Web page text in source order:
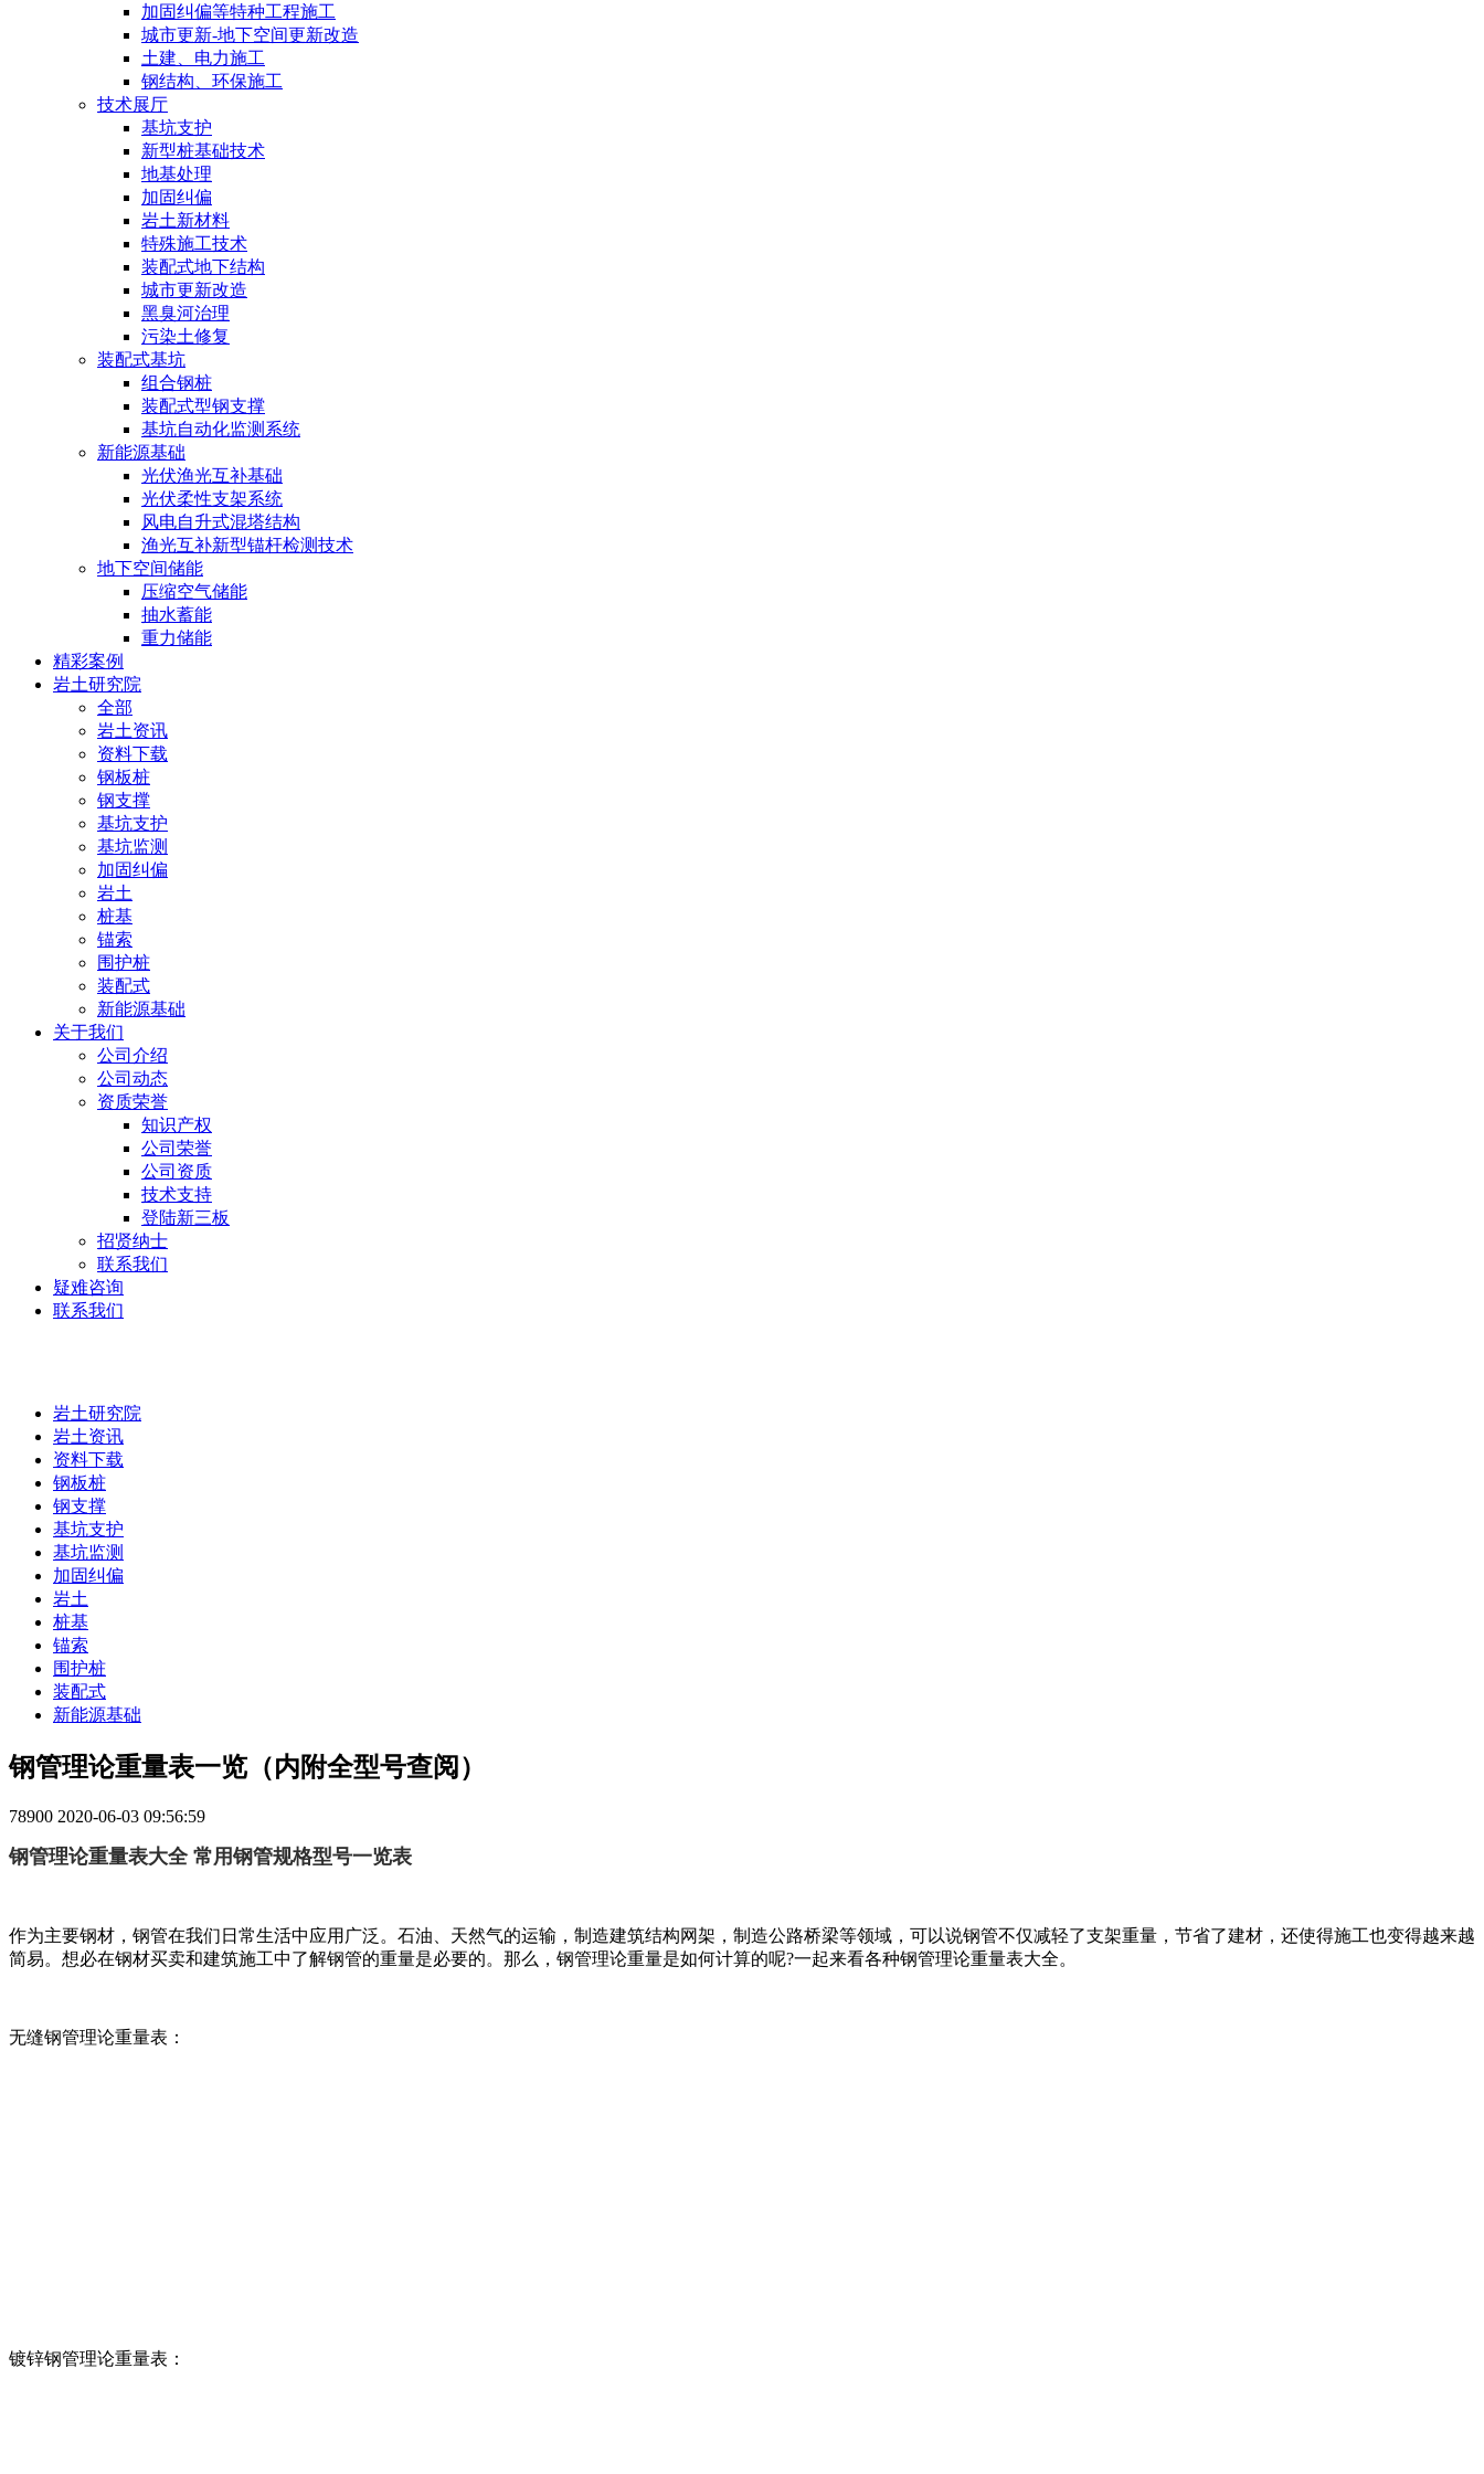
加固纠偏等特种工程施工
城市更新-地下空间更新改造
土建、电力施工
钢结构、环保施工
技术展厅
基坑支护
新型桩基础技术
地基处理
加固纠偏
岩土新材料
特殊施工技术
装配式地下结构
城市更新改造
黑臭河治理
污染土修复
装配式基坑
组合钢桩
装配式型钢支撑
基坑自动化监测系统
新能源基础
光伏渔光互补基础
光伏柔性支架系统
风电自升式混塔结构
渔光互补新型锚杆检测技术
地下空间储能
压缩空气储能
抽水蓄能
重力储能
精彩案例
岩土研究院
全部
岩土资讯
资料下载
钢板桩
钢支撑
基坑支护
基坑监测
加固纠偏
岩土
桩基
锚索
围护桩
装配式
新能源基础
关于我们
公司介绍
公司动态
资质荣誉
知识产权
公司荣誉
公司资质
技术支持
登陆新三板
招贤纳士
联系我们
疑难咨询
联系我们
岩土研究院
岩土资讯
资料下载
钢板桩
钢支撑
基坑支护
基坑监测
加固纠偏
岩土
桩基
锚索
围护桩
装配式
新能源基础
钢管理论重量表一览（内附全型号查阅）
78900 2020-06-03 09:56:59
钢管理论重量表大全 常用钢管规格型号一览表
作为主要钢材，钢管在我们日常生活中应用广泛。石油、天然气的运输，制造建筑结构网架，制造公路桥梁等领域，可以说钢管不仅减轻了支架重量，节省了建材，还使得施工也变得越来越
简易。想必在钢材买卖和建筑施工中了解钢管的重量是必要的。那么，钢管理论重量是如何计算的呢?一起来看各种钢管理论重量表大全。
无缝钢管理论重量表：
镀锌钢管理论重量表：